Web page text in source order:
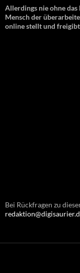
Allerdings nie ohne das
Mensch der
online stellt und
Bei Rückfragen zu